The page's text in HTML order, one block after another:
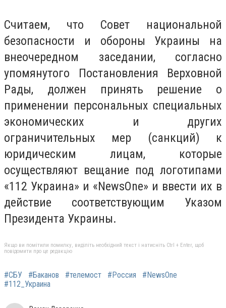
Считаем, что Совет национальной
безопасности и обороны Украины на
внеочередном заседании, согласно
упомянутого Постановления Верховной
Рады, должен принять решение о
применении персональных специальных
экономических и других
ограничительных мер (санкций) к
юридическим лицам, которые
осуществляют вещание под логотипами
«112 Украина» и «NewsOne» и ввести их в
действие соответствующим Указом
Президента Украины.
Якщо ви помітили помилку, виділіть необхідний текст і натисніть Ctrl + Enter, щоб
повідомити про це редакцію
#СБУ #Баканов #телемост #Россия
#NewsOne
#112_Украина